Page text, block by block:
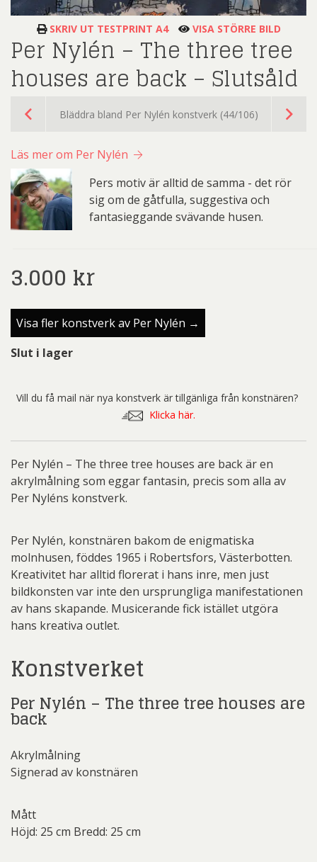
SKRIV UT TESTPRINT A4 VISA STÖRRE BILD
Per Nylén – The three tree
houses are back – Slutsåld
Bläddra bland Per Nylén konstverk (44/106)
Läs mer om Per Nylén
Pers motiv är alltid de samma - det rör
sig om de gåtfulla, suggestiva och
fantasieggande svävande husen.
3.000 kr
Visa fler konstverk av Per Nylén →
Slut i lager
Vill du få mail när nya konstverk är tillgänliga från konstnären?
Klicka här.
Per Nylén – The three tree houses are back är en
akrylmålning som eggar fantasin, precis som alla av
Per Nyléns konstverk.
Per Nylén, konstnären bakom de enigmatiska
molnhusen, föddes 1965 i Robertsfors, Västerbotten.
Kreativitet har alltid florerat i hans inre, men just
bildkonsten var inte den ursprungliga manifestationen
av hans skapande. Musicerande fick istället utgöra
hans kreativa outlet.
Konstverket
Per Nylén – The three tree houses are
back
Akrylmålning
Signerad av konstnären
Mått
Höjd: 25 cm Bredd: 25 cm